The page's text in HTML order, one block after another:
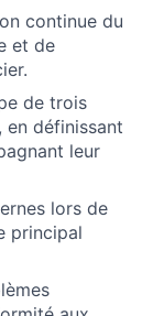
continue du
et de
de trois
en définissant
leur
lors de
principal